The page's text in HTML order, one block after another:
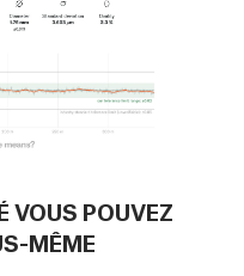
VOUS POUVEZ
MÊME